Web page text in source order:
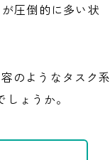
圧倒的に多い状
のようなタスク系
ょうか。